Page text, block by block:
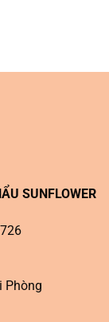
SUNFLOWER
Phòng